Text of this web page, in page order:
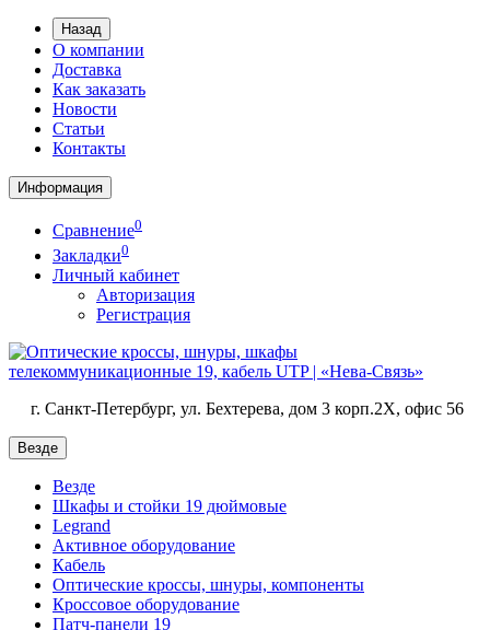
Назад
О компании
Доставка
Как заказать
Новости
Статьи
Контакты
Информация
Сравнение0
Закладки0
Личный кабинет
Авторизация
Регистрация
г. Санкт-Петербург, ул. Бехтерева, дом 3 корп.2X, офис 56
Везде
Везде
Шкафы и стойки 19 дюймовые
Legrand
Активное оборудование
Кабель
Оптические кроссы, шнуры, компоненты
Кроссовое оборудование
Патч-панели 19